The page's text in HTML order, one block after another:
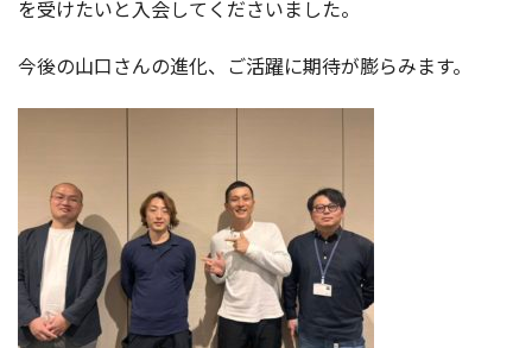
を受けたいと入会してくださいました。
今後の山口さんの進化、ご活躍に期待が膨らみます。